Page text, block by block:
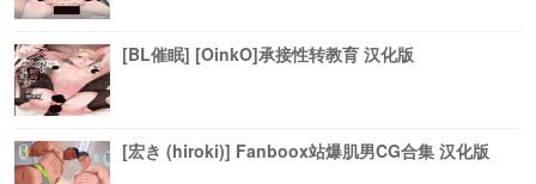
[BL催眠] [OinkO]承接性转教育 汉化版
[宏き (hiroki)] Fanboox站爆肌男CG合集 汉化版